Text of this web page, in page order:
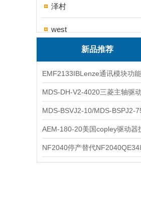
泽村
west
三碁
富士
安捷伦
新品推荐